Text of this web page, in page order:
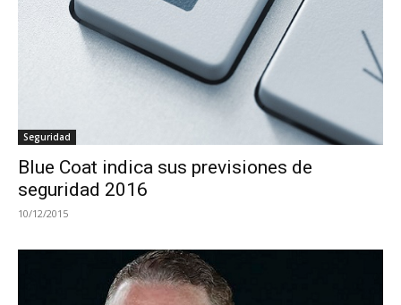
Seguridad
Blue Coat indica sus previsiones de
seguridad 2016
10/12/2015